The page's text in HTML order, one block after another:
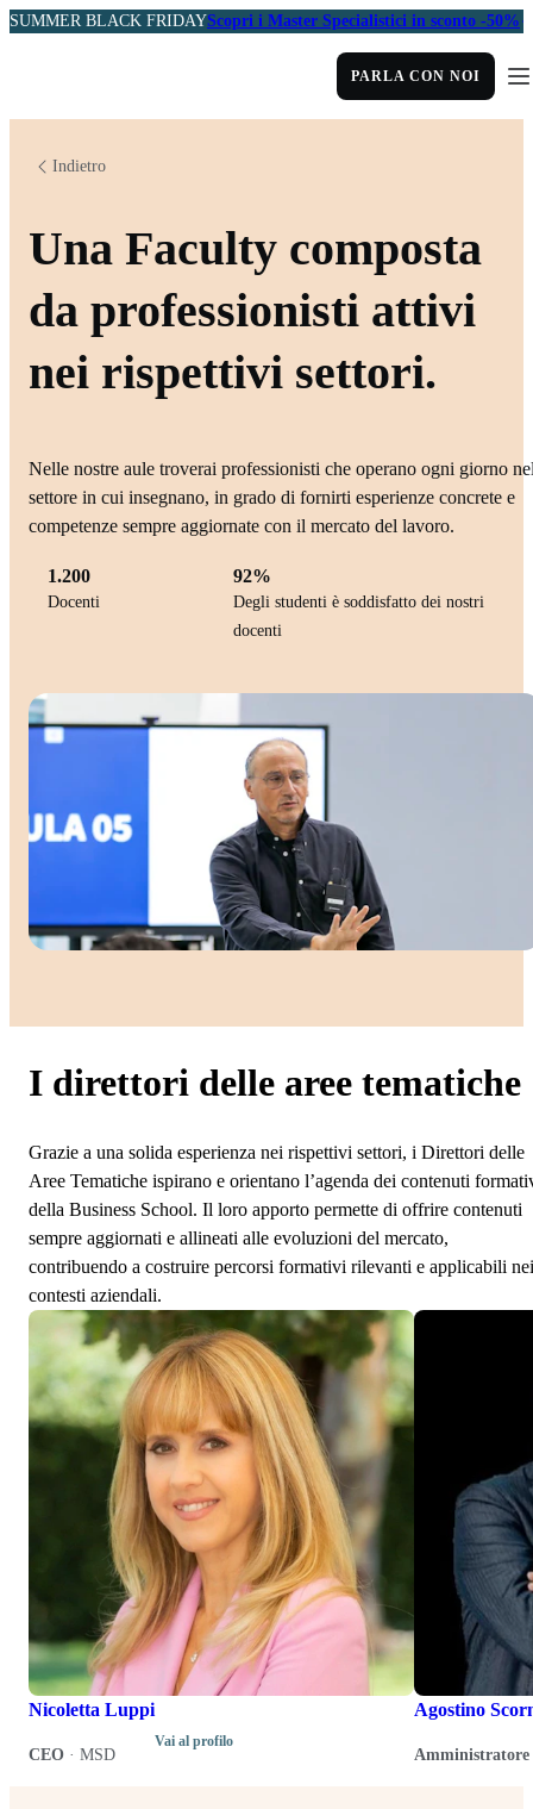
SUMMER BLACK FRIDAYScopri i Master Specialistici in sconto -50%
PARLA CON NOI
Indietro
Una Faculty composta
da professionisti attivi
nei rispettivi settori.
Nelle nostre aule troverai professionisti che operano ogni giorno
settore in cui insegnano, in grado di fornirti esperienze concrete e
competenze sempre aggiornate con il mercato del lavoro.
1.200
Docenti
92%
Degli studenti è soddisfatto dei nostri
docenti
I direttori delle aree tematiche
Grazie a una solida esperienza nei rispettivi settori, i Direttori delle
Aree Tematiche ispirano e orientano l’agenda dei contenuti
della Business School. Il loro apporto permette di offrire contenuti
sempre aggiornati e allineati alle evoluzioni del mercato,
contribuendo a costruire percorsi formativi rilevanti e applicabili nei
contesti aziendali.
Nicoletta Luppi
CEO · MSD
Vai al profilo
Agostino
Amministratore